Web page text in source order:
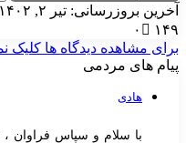
بروزرسانی: تیر ۲, ۱۴۰۲
۰
مشاهده دیدگاه ها کلیک
های مردمی
هادی
با سلام و سپاس فراوان